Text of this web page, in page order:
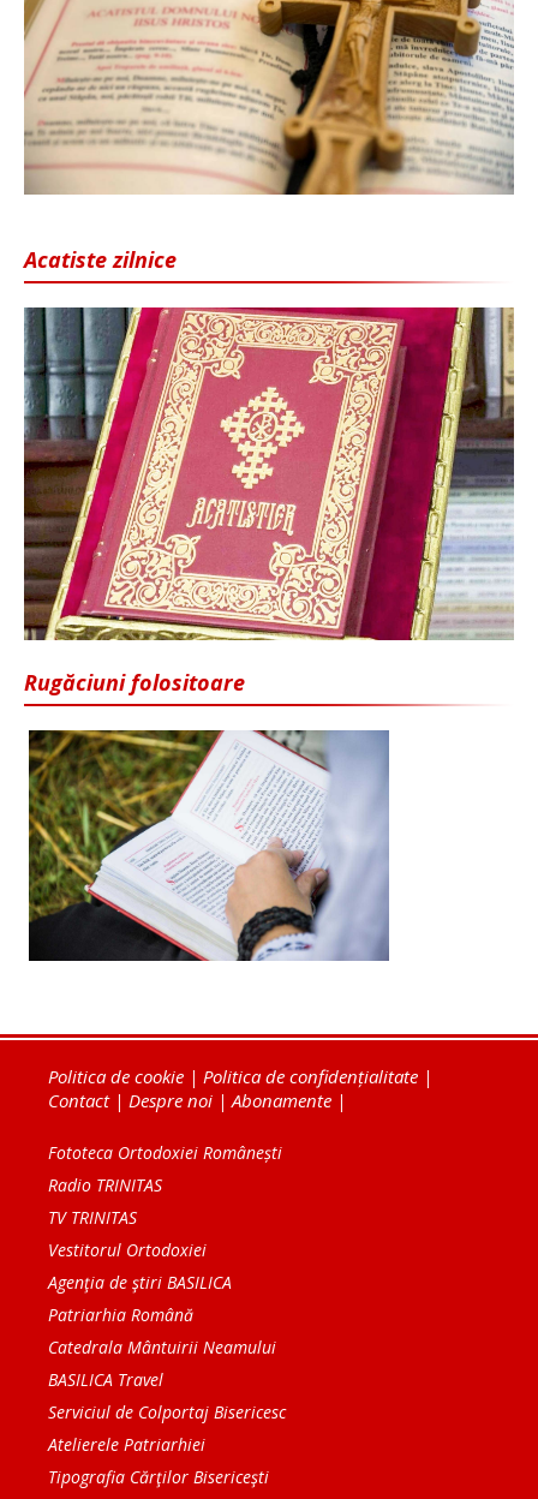
Acatiste zilnice
Rugăciuni folositoare
Politica de cookie | Politica de confidențialitate |
Contact| Despre noi | Abonamente |
Fototeca Ortodoxiei Românești
Radio TRINITAS
TV TRINITAS
Vestitorul Ortodoxiei
Agenţia de ştiri BASILICA
Patriarhia Română
Catedrala Mântuirii Neamului
BASILICA Travel
Serviciul de Colportaj Bisericesc
Atelierele Patriarhiei
Tipografia Cărţilor Bisericeşti